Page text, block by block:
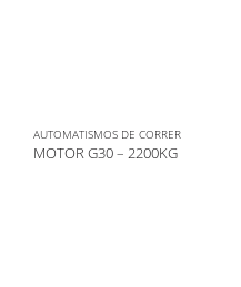
AUTOMATISMOS DE CORRER
MOTOR G30 – 2200KG